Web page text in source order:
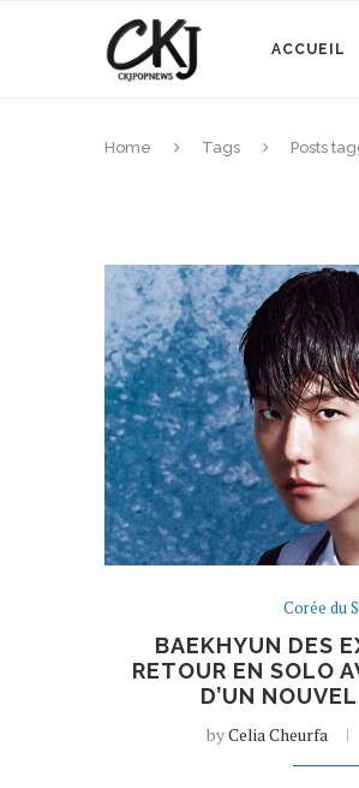
ACCUEIL
Home Tags Posts
Corée du
BAEKHYUN DES
RETOUR EN SOLO
D’UN
byCelia Cheurfa